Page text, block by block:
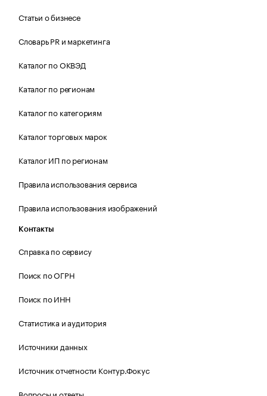
Статьи о бизнесе
Словарь PR и маркетинга
Каталог по ОКВЭД
Каталог по регионам
Каталог по категориям
Каталог торговых марок
Каталог ИП по регионам
Правила использования сервиса
Правила использования изображений
Контакты
Справка по сервису
Поиск по ОГРН
Поиск по ИНН
Статистика и аудитория
Источники данных
Источник отчетности Контур.Фокус